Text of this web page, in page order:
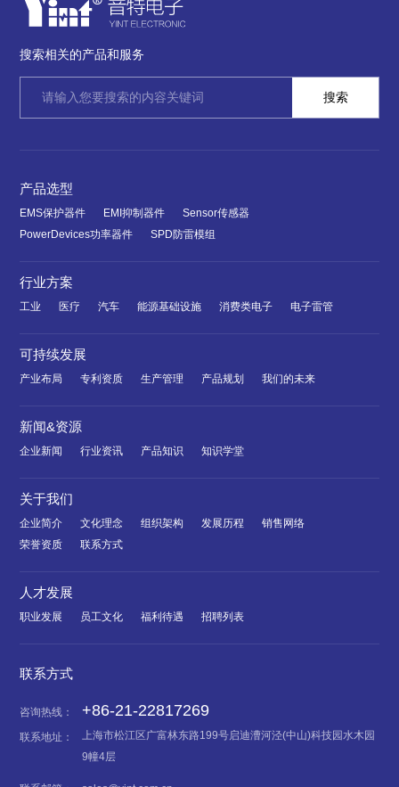
搜索相关的产品和服务
产品选型
EMS保护器件 EMI抑制器件
Sensor传感器
PowerDevices功率器件
SPD防雷模组
行业方案
工业 医疗 汽车 能源基础设施 消费类电子 电子雷管
可持续发展
产业布局 专利资质 生产管理 产品规划 我们的未来
新闻&资源
企业新闻 行业资讯 产品知识 知识学堂
关于我们
企业简介 文化理念 组织架构 发展历程
销售网络
荣誉资质
联系方式
人才发展
职业发展 员工文化 福利待遇 招聘列表
联系方式
咨询热线： +86-21-22817269
联系地址：
上海市松江区广富林东路199号启迪漕河泾(中山)科技园水木园
9幢4层